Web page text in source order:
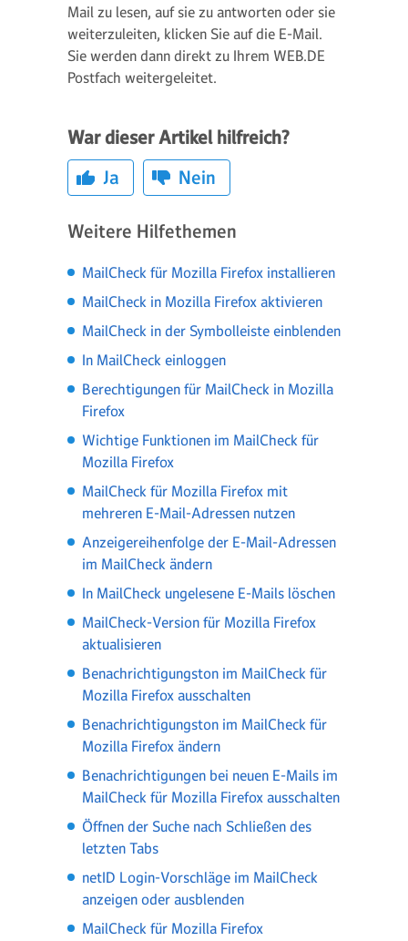
Mail zu lesen, auf sie zu antworten oder sie
weiterzuleiten, klicken Sie auf die E-Mail.
Sie werden dann direkt zu Ihrem WEB.DE
Postfach weitergeleitet.
War dieser Artikel hilfreich?
Ja
Nein
Weitere Hilfethemen
MailCheck für Mozilla Firefox installieren
MailCheck in Mozilla Firefox aktivieren
MailCheck in der Symbolleiste einblenden
In MailCheck einloggen
Berechtigungen für MailCheck in Mozilla
Firefox
Wichtige Funktionen im MailCheck für
Mozilla Firefox
MailCheck für Mozilla Firefox mit
mehreren E-Mail-Adressen nutzen
Anzeigereihenfolge der E-Mail-Adressen
im MailCheck ändern
In MailCheck ungelesene E-Mails löschen
MailCheck-Version für Mozilla Firefox
aktualisieren
Benachrichtigungston im MailCheck für
Mozilla Firefox ausschalten
Benachrichtigungston im MailCheck für
Mozilla Firefox ändern
Benachrichtigungen bei neuen E-Mails im
MailCheck für Mozilla Firefox ausschalten
Öffnen der Suche nach Schließen des
letzten Tabs
netID Login-Vorschläge im MailCheck
anzeigen oder ausblenden
MailCheck für Mozilla Firefox